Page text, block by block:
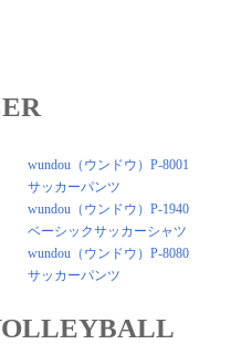
wundou（ウンドウ）P-8001
サッカーパンツ
wundou（ウンドウ）P-1940
ベーシックサッカーシャツ
wundou（ウンドウ）P-8080
サッカーパンツ